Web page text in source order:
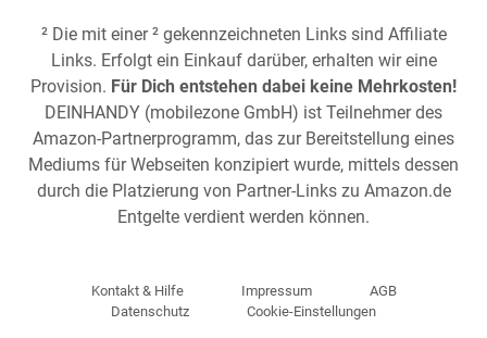
² Die mit einer ² gekennzeichneten Links sind Affiliate
Links. Erfolgt ein Einkauf darüber, erhalten wir eine
Provision. Für Dich entstehen dabei keine Mehrkosten!
DEINHANDY (mobilezone GmbH) ist Teilnehmer des
Amazon-Partnerprogramm, das zur Bereitstellung eines
Mediums für Webseiten konzipiert wurde, mittels dessen
durch die Platzierung von Partner-Links zu Amazon.de
Entgelte verdient werden können.
Kontakt & Hilfe Impressum
AGB
Datenschutz
Cookie-Einstellungen